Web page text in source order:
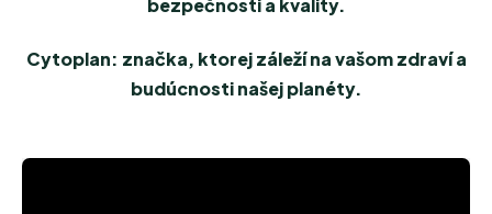
bezpečnosti a kvality.
Cytoplan: značka, ktorej záleží na vašom zdraví a
budúcnosti našej planéty.